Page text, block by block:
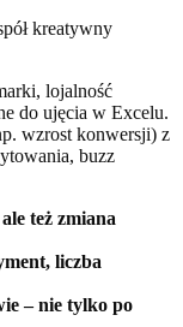
lojalność
do ujęcia w Excelu.
wzrost konwersji) z
buzz
też zmiana
liczba
– nie tylko po